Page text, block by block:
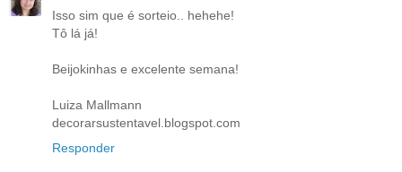
Isso sim que é sorteio.. hehehe!
Tô lá já!
Beijokinhas e excelente semana!
Luiza Mallmann
decorarsustentavel.blogspot.com
Responder